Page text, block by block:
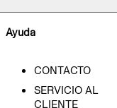
Ayuda
CONTACTO
SERVICIO AL
CLIENTE